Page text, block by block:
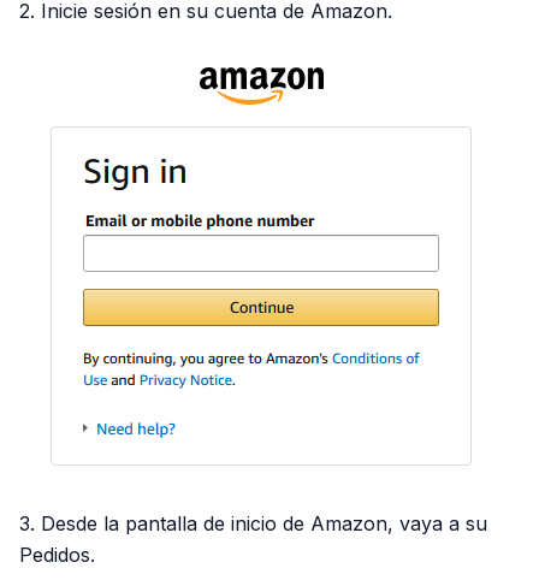
2. Inicie sesión en su cuenta de Amazon.
3. Desde la pantalla de inicio de Amazon, vaya a su
Pedidos.